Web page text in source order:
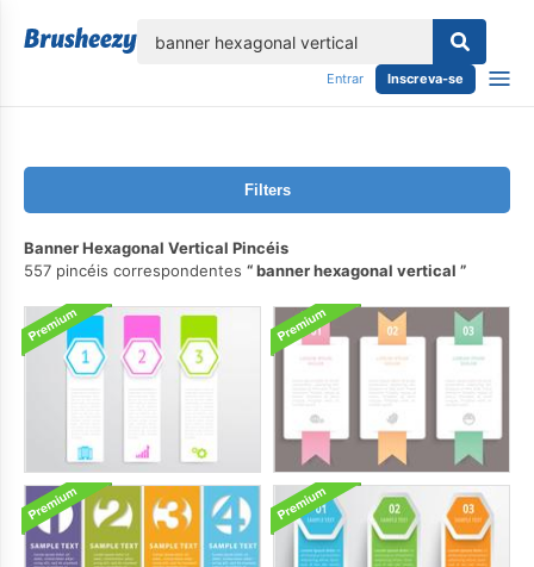
Entrar Inscreva-se
Filters
Banner Hexagonal Vertical Pincéis
557 pincéis correspondentes
banner hexagonal vertical